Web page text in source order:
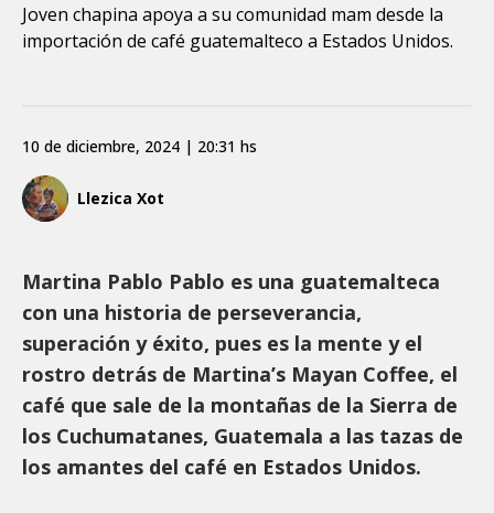
Joven chapina apoya a su comunidad mam desde la
importación de café guatemalteco a Estados Unidos.
Llezica Xot
10 de diciembre, 2024 | 20:31 hs
Martina Pablo Pablo es una guatemalteca
con una historia de perseverancia,
superación y éxito, pues es la mente y el
rostro detrás de Martina’s Mayan Coffee, el
café que sale de la montañas de la Sierra de
los Cuchumatanes, Guatemala a las tazas de
los amantes del café en Estados Unidos.